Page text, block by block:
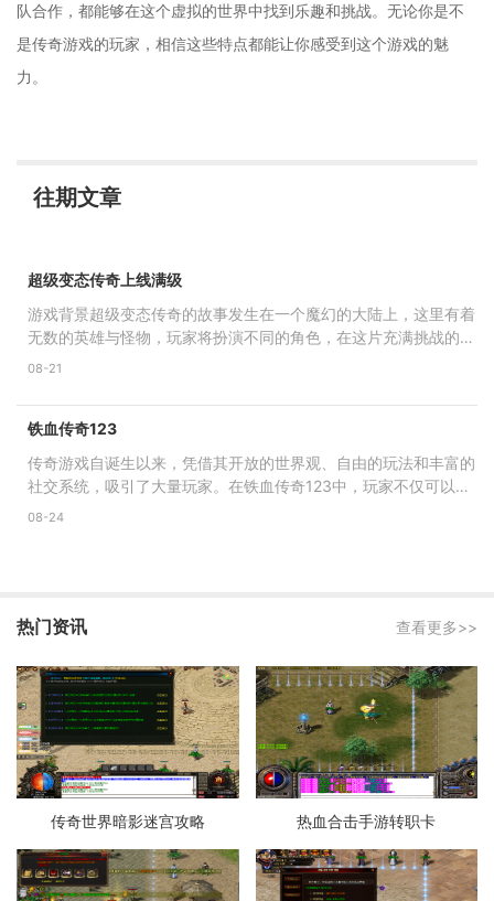
队合作，都能够在这个虚拟的世界中找到乐趣和挑战。无论你是不
是传奇游戏的玩家，相信这些特点都能让你感受到这个游戏的魅
力。
往期文章
超级变态传奇上线满级
游戏背景超级变态传奇的故事发生在一个魔幻的大陆上，这里有着
无数的英雄与怪物，玩家将扮演不同的角色，在这片充满挑战的土
地上探索、冒险、战斗
08-21
铁血传奇123
传奇游戏自诞生以来，凭借其开放的世界观、自由的玩法和丰富的
社交系统，吸引了大量玩家。在铁血传奇123中，玩家不仅可以选
择不同的职业，如战士、
08-24
热门资讯 查看更多>>
传奇世界暗影迷宫攻略 热血合击手游转职卡